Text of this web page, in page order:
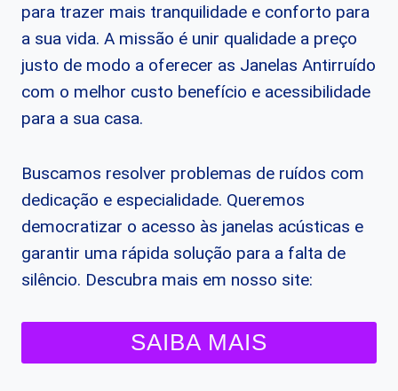
para trazer mais tranquilidade e conforto para
a sua vida. A missão é unir qualidade a preço
justo de modo a oferecer as Janelas Antirruído
com o melhor custo benefício e acessibilidade
para a sua casa.
Buscamos resolver problemas de ruídos com
dedicação e especialidade. Queremos
democratizar o acesso às janelas acústicas e
garantir uma rápida solução para a falta de
silêncio. Descubra mais em nosso site:
SAIBA MAIS